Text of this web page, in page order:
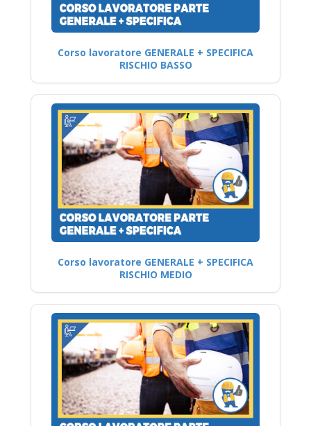
Corso lavoratore GENERALE + SPECIFICA
RISCHIO BASSO
Corso lavoratore GENERALE + SPECIFICA
RISCHIO MEDIO